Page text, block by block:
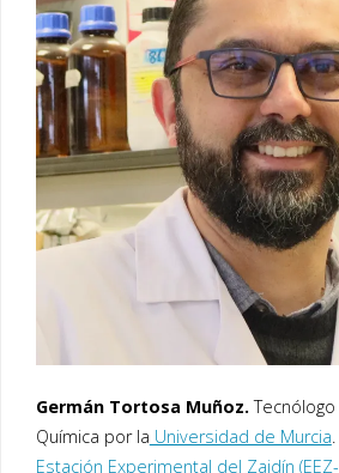
Germán Tortosa Muñoz.
Química por la Universidad de Murcia
Estación Experimental del Zaidín (EEZ-